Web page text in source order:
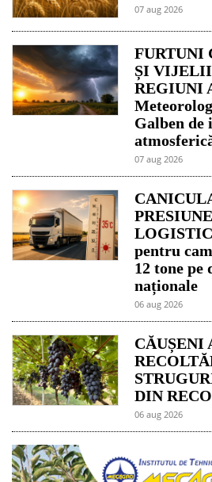
07 aug 2026
FURTUNI
ȘI
REGIUNI
Galben
07 aug 2026
pentru
12 tone
naționale
06 aug 2026
CĂUȘENI
DIN
06 aug 2026